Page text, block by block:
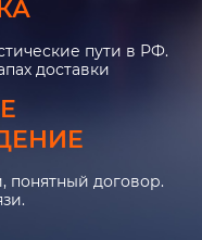
пути в РФ.
доставки
понятный договор.